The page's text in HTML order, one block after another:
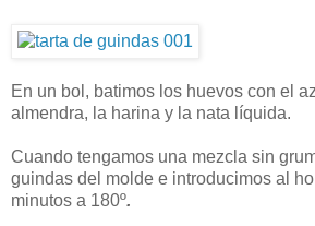
En un bol, batimos los huevos con el
almendra, la harina y la nata líquida.
Cuando tengamos una mezcla sin
guindas del molde e introducimos al
minutos a 180º.